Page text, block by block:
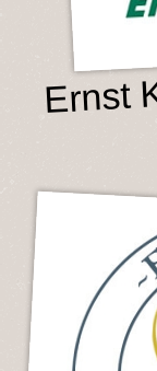
Ernst